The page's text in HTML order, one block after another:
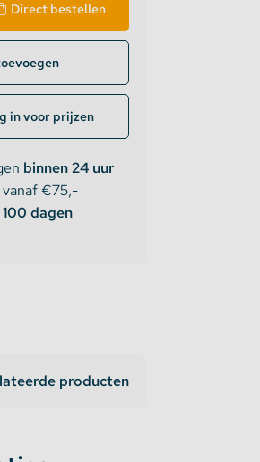
Direct bestellen
in voor prijzen
binnen 24 uur
vanaf €75,-
100 dagen
producten